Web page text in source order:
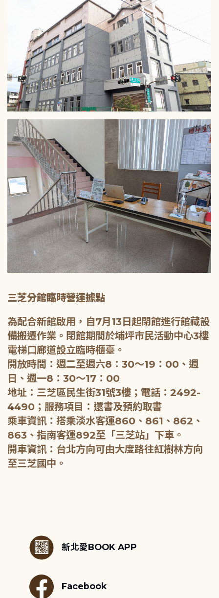
三芝分館臨時營運據點
為配合新館啟用，自7月13日起閉館進行館藏設
備搬遷作業。閉館期間於埔坪市民活動中心3樓
電梯口廊道設立臨時櫃臺。
開放時間：週二至週六8：30～19：00、週
日、週一8：30～17：00
地址：三芝區民生街31號3樓；電話：2492-
4490；服務項目：還書及預約取書
乘車資訊：搭乘淡水客運860、861、862、
863、指南客運892至「三芝站」下車。
開車資訊：台北方向可由大度路往紅樹林方向
至三芝國中。
新北愛BOOK APP
Facebook